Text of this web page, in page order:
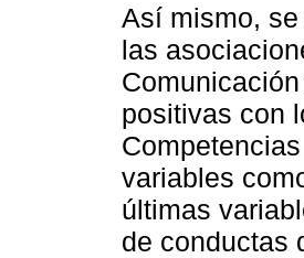
Así mismo,
las
positivas con
variables
últimas
de conductas